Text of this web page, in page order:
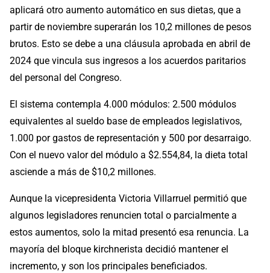
aplicará otro aumento automático en sus dietas, que a
partir de noviembre superarán los 10,2 millones de pesos
brutos. Esto se debe a una cláusula aprobada en abril de
2024 que vincula sus ingresos a los acuerdos paritarios
del personal del Congreso.
El sistema contempla 4.000 módulos: 2.500 módulos
equivalentes al sueldo base de empleados legislativos,
1.000 por gastos de representación y 500 por desarraigo.
Con el nuevo valor del módulo a $2.554,84, la dieta total
asciende a más de $10,2 millones.
Aunque la vicepresidenta Victoria Villarruel permitió que
algunos legisladores renuncien total o parcialmente a
estos aumentos, solo la mitad presentó esa renuncia. La
mayoría del bloque kirchnerista decidió mantener el
incremento, y son los principales beneficiados.